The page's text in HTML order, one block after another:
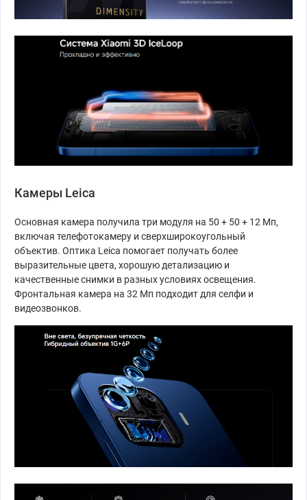
Камеры Leica
Основная камера получила три модуля на 50 + 50 + 12 Мп,
включая телефотокамеру и сверхширокоугольный
объектив. Оптика Leica помогает получать более
выразительные цвета, хорошую детализацию и
качественные снимки в разных условиях освещения.
Фронтальная камера на 32 Мп подходит для селфи и
видеозвонков.